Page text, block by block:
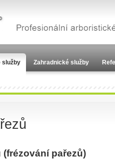
služby Zahradnické služby
pařezů)